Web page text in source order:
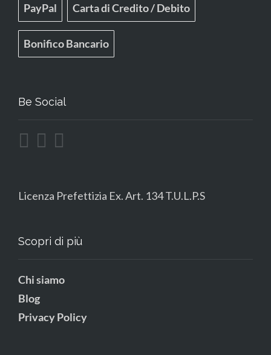
PayPal Carta di Credito / Debito
Bonifico Bancario
Be Social
Licenza Prefettizia Ex. Art. 134 T.U.L.P.S
Scopri di più
Chi siamo
Blog
Privacy Policy